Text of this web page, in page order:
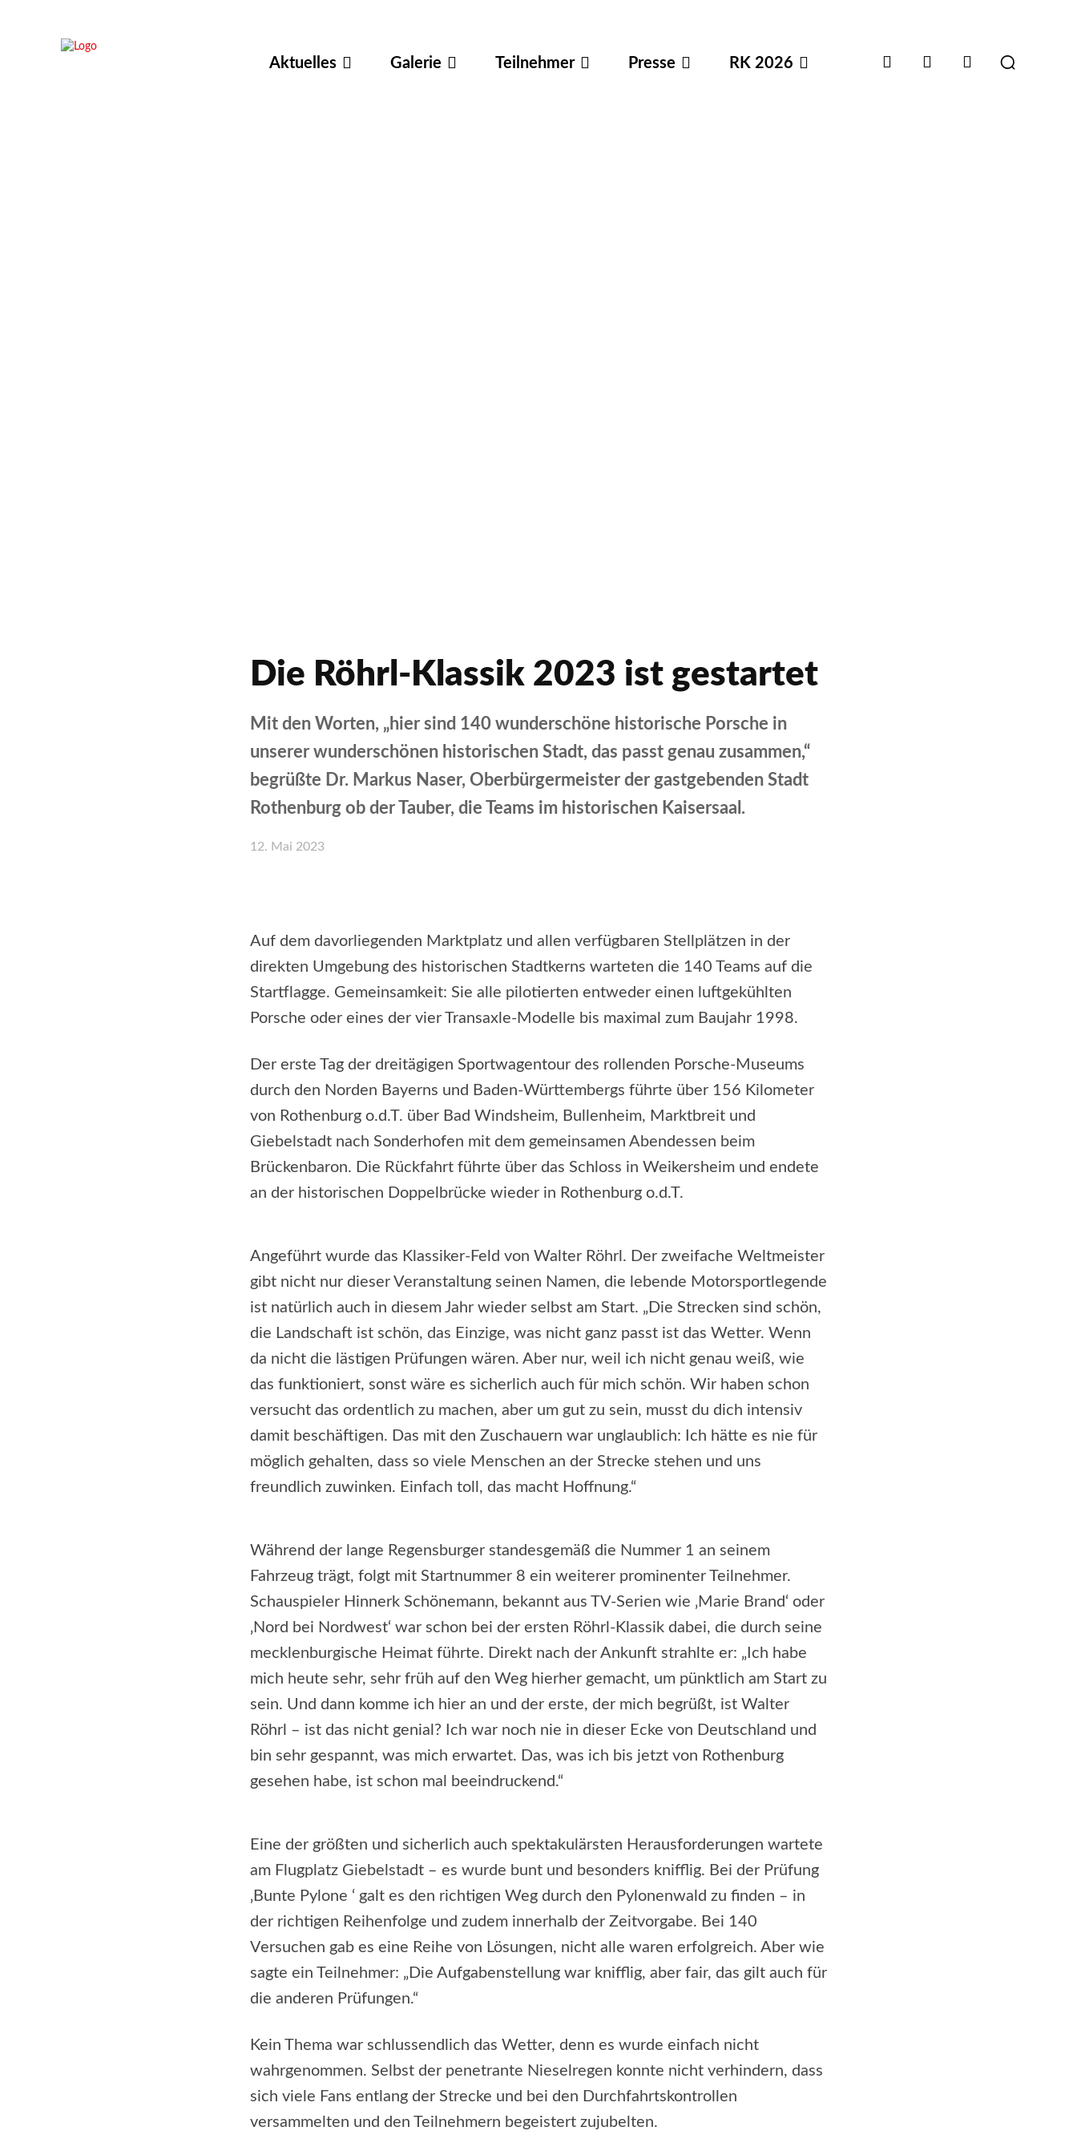
Aktuelles Galerie Teilnehmer Presse RK 2026
Die Röhrl-Klassik 2023 ist gestartet
Mit den Worten, „hier sind 140 wunderschöne historische Porsche in
unserer wunderschönen historischen Stadt, das passt genau zusammen,“
begrüßte Dr. Markus Naser, Oberbürgermeister der gastgebenden Stadt
Rothenburg ob der Tauber, die Teams im historischen Kaisersaal.
12. Mai 2023
Auf dem davorliegenden Marktplatz und allen verfügbaren Stellplätzen in der
direkten Umgebung des historischen Stadtkerns warteten die 140 Teams auf die
Startflagge. Gemeinsamkeit: Sie alle pilotierten entweder einen luftgekühlten
Porsche oder eines der vier Transaxle-Modelle bis maximal zum Baujahr 1998.
Der erste Tag der dreitägigen Sportwagentour des rollenden Porsche-Museums
durch den Norden Bayerns und Baden-Württembergs führte über 156 Kilometer
von Rothenburg o.d.T. über Bad Windsheim, Bullenheim, Marktbreit und
Giebelstadt nach Sonderhofen mit dem gemeinsamen Abendessen beim
Brückenbaron. Die Rückfahrt führte über das Schloss in Weikersheim und endete
an der historischen Doppelbrücke wieder in Rothenburg o.d.T.
Angeführt wurde das Klassiker-Feld von Walter Röhrl. Der zweifache Weltmeister
gibt nicht nur dieser Veranstaltung seinen Namen, die lebende Motorsportlegende
ist natürlich auch in diesem Jahr wieder selbst am Start. „Die Strecken sind schön,
die Landschaft ist schön, das Einzige, was nicht ganz passt ist das Wetter. Wenn
da nicht die lästigen Prüfungen wären. Aber nur, weil ich nicht genau weiß, wie
das funktioniert, sonst wäre es sicherlich auch für mich schön. Wir haben schon
versucht das ordentlich zu machen, aber um gut zu sein, musst du dich intensiv
damit beschäftigen. Das mit den Zuschauern war unglaublich: Ich hätte es nie für
möglich gehalten, dass so viele Menschen an der Strecke stehen und uns
freundlich zuwinken. Einfach toll, das macht Hoffnung.“
Während der lange Regensburger standesgemäß die Nummer 1 an seinem
Fahrzeug trägt, folgt mit Startnummer 8 ein weiterer prominenter Teilnehmer.
Schauspieler Hinnerk Schönemann, bekannt aus TV-Serien wie ‚Marie Brand‘ oder
‚Nord bei Nordwest‘ war schon bei der ersten Röhrl-Klassik dabei, die durch seine
mecklenburgische Heimat führte. Direkt nach der Ankunft strahlte er: „Ich habe
mich heute sehr, sehr früh auf den Weg hierher gemacht, um pünktlich am Start zu
sein. Und dann komme ich hier an und der erste, der mich begrüßt, ist Walter
Röhrl – ist das nicht genial? Ich war noch nie in dieser Ecke von Deutschland und
bin sehr gespannt, was mich erwartet. Das, was ich bis jetzt von Rothenburg
gesehen habe, ist schon mal beeindruckend.“
Eine der größten und sicherlich auch spektakulärsten Herausforderungen wartete
am Flugplatz Giebelstadt – es wurde bunt und besonders knifflig. Bei der Prüfung
‚Bunte Pylone ‘ galt es den richtigen Weg durch den Pylonenwald zu finden – in
der richtigen Reihenfolge und zudem innerhalb der Zeitvorgabe. Bei 140
Versuchen gab es eine Reihe von Lösungen, nicht alle waren erfolgreich. Aber wie
sagte ein Teilnehmer: „Die Aufgabenstellung war knifflig, aber fair, das gilt auch für
die anderen Prüfungen.“
Kein Thema war schlussendlich das Wetter, denn es wurde einfach nicht
wahrgenommen. Selbst der penetrante Nieselregen konnte nicht verhindern, dass
sich viele Fans entlang der Strecke und bei den Durchfahrtskontrollen
versammelten und den Teilnehmern begeistert zujubelten.